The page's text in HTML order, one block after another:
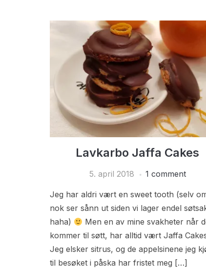
Lavkarbo Jaffa Cakes
5. april 2018 1 comment
Jeg har aldri vært en sweet tooth (selv
nok ser sånn ut siden vi lager endel
haha)
Men en av mine svakheter når
kommer til søtt, har alltid vært Jaffa
Jeg elsker sitrus, og de appelsinene jeg
til besøket i påska har fristet meg […]